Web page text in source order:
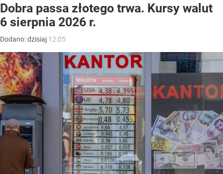
Dobra passa złotego trwa. Kursy walut
6 sierpnia 2026 r.
Dodano:dzisiaj 12:05